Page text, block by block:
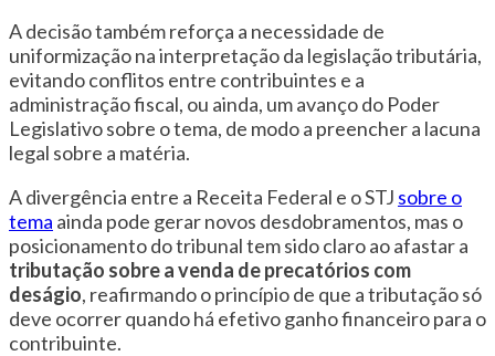
A decisão também reforça a necessidade de
uniformização na interpretação da legislação tributária,
evitando conflitos entre contribuintes e a
administração fiscal, ou ainda, um avanço do Poder
Legislativo sobre o tema, de modo a preencher a lacuna
legal sobre a matéria.
A divergência entre a Receita Federal e o STJ sobre o
tema ainda pode gerar novos desdobramentos, mas o
posicionamento do tribunal tem sido claro ao afastar a
tributação sobre a venda de precatórios com
deságio, reafirmando o princípio de que a tributação só
deve ocorrer quando há efetivo ganho financeiro para o
contribuinte.